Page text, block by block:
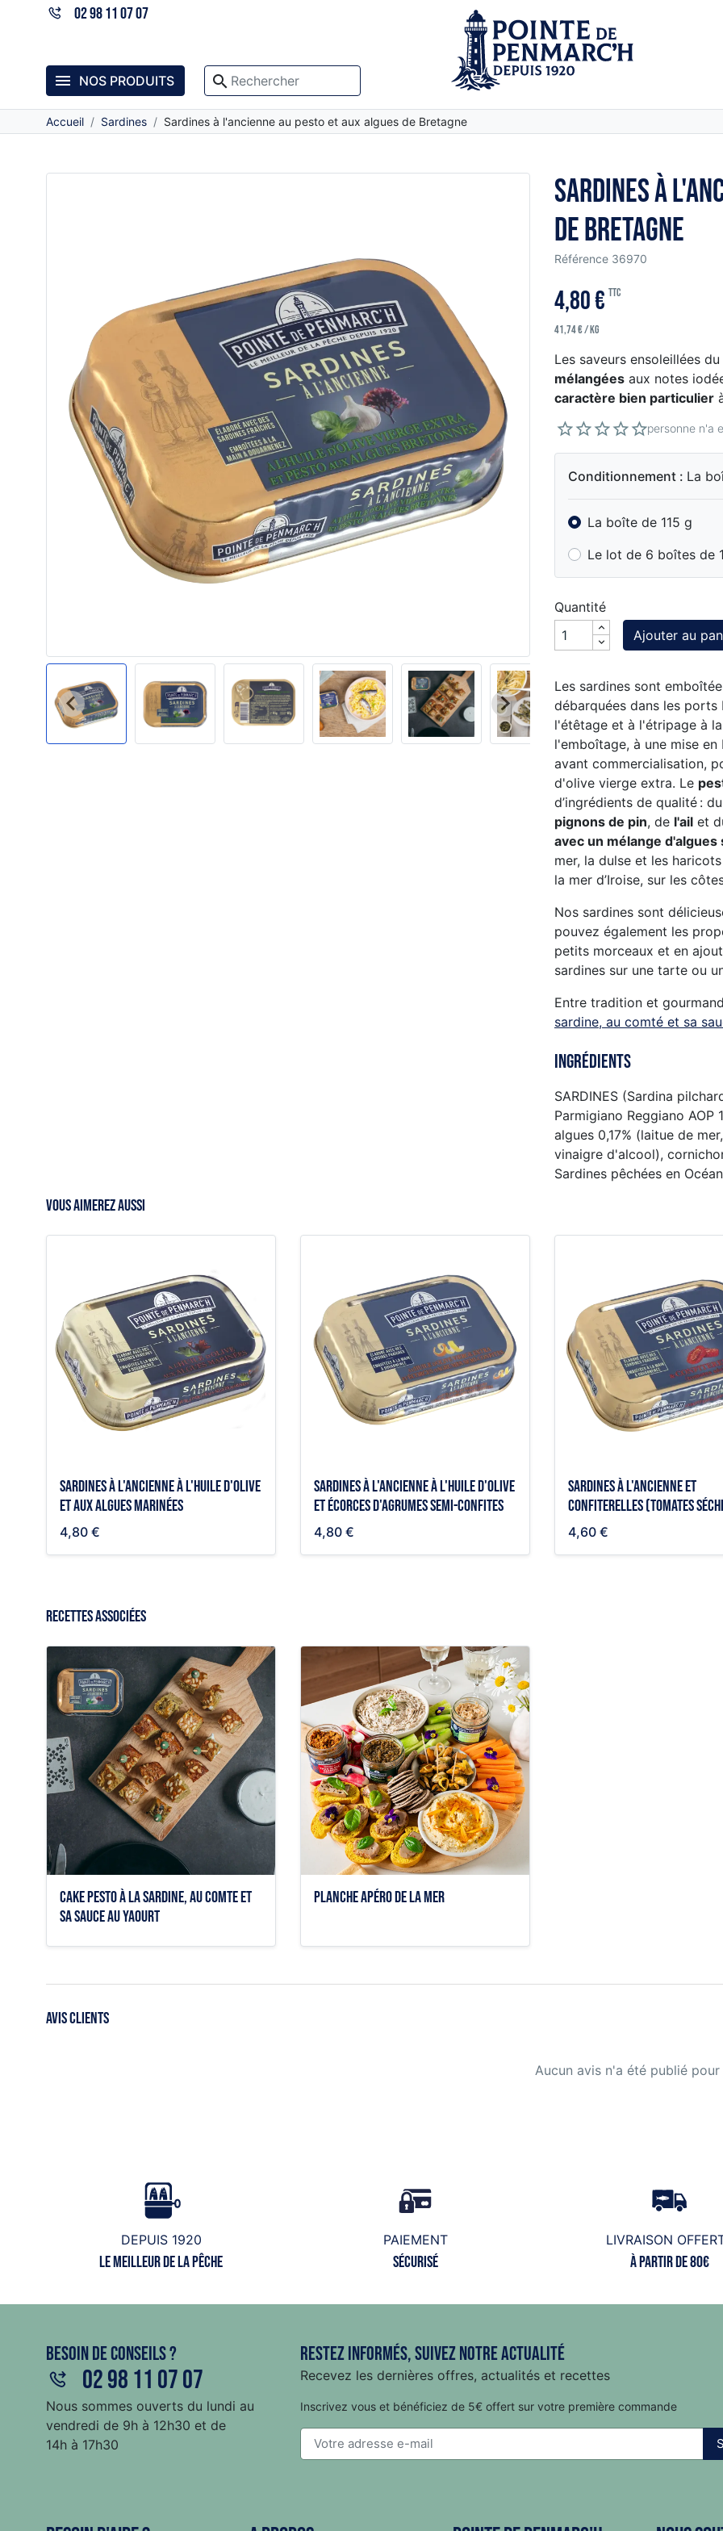
02 98 11 07 07
 NOS PRODUITS search
Accueil Sardines Sardines à l'ancienne au pesto et aux algues de Bretagne
Sardines à
de Bretagne
Référence 36970
4,80 € TTC
41,74 € / kg
Les saveurs ensoleillées du
mélangées aux notes
caractère bien particulier
personne n'a
Conditionnement : La
La boîte de 115 g
Le lot de 6 boîtes de
Quantité
Ajouter au
Les sardines sont
débarquées dans les ports
l'étêtage et à l'étripage à
l'emboîtage, à une mise
avant commercialisation,
d'olive vierge extra. Le
d’ingrédients de qualité :
pignons de pin, de l'ail et
avec un mélange
mer, la dulse et les
la mer d’Iroise, sur les
Nos sardines sont
pouvez également les
petits morceaux et en
sardines sur une tarte ou
Entre tradition et
sardine, au comté et sa
Ingrédients
SARDINES (Sardina
Parmigiano Reggiano AOP
algues 0,17% (laitue de
vinaigre d'alcool),
Sardines pêchées en
VOUS AIMEREZ AUSSI
Sardines à l'ancienne à l'huile d'olive
et aux algues marinées
4,80 €
Sardines à l'ancienne à l'huile d'olive
et écorces d'agrumes semi-confites
4,80 €
Sardines à l'ancienne et
confiterelles (tomates
4,60 €
RECETTES ASSOCIÉES
 Aperçu rapide
Cake pesto à la sardine, au comte et
sa sauce au yaourt
Aperçu rapide
Planche apéro de la mer
AVIS CLIENTS
Aucun avis n'a été publié
DEPUIS 1920
Le meilleur de la pêche
PAIEMENT
Sécurisé
LIVRAISON
à partir de 80€
Besoin de conseils ?
02 98 11 07 07
Nous sommes ouverts du lundi au
vendredi de 9h à 12h30 et de
14h à 17h30
Restez informés, suivez notre actualité
Recevez les dernières offres, actualités et recettes
Inscrivez vous et bénéficiez de 5€ offert sur votre première commande